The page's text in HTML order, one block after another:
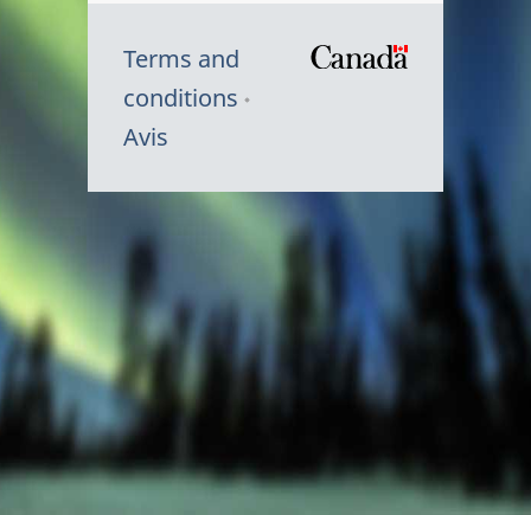
Terms and
conditions
Avis
Canada